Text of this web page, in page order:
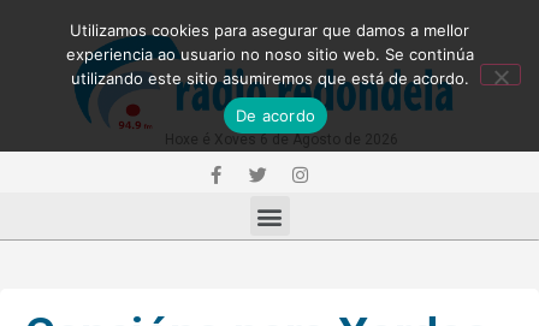
Utilizamos cookies para asegurar que damos a mellor
experiencia ao usuario no noso sitio web. Se continúa
utilizando este sitio asumiremos que está de acordo.
De acordo